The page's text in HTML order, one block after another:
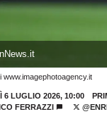
www.imagephotoagency.it
6 LUGLIO 2026, 10:00
FERRAZZI